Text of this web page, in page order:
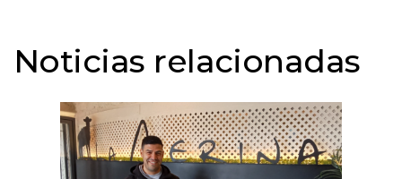
Noticias relacionadas